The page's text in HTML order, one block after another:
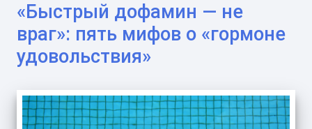
«Быстрый дофамин — не
враг»: пять мифов о «гормоне
удовольствия»